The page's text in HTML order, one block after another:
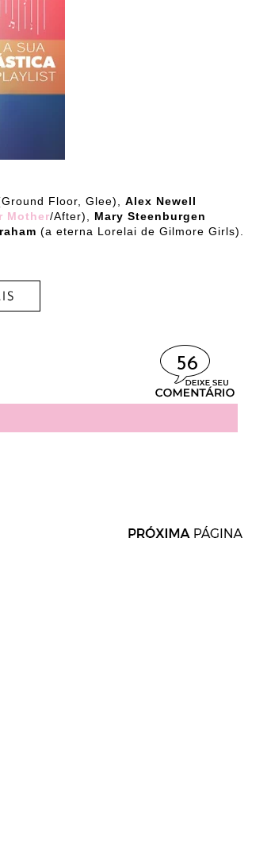
Floor, Glee), Alex Newell
Mother/After), Mary Steenburgen
(a eterna Lorelai de Gilmore Girls).
56